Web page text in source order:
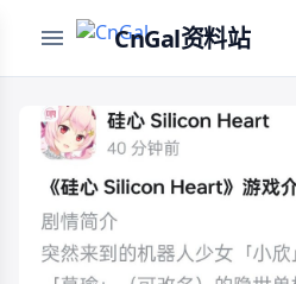
CnGal资料站